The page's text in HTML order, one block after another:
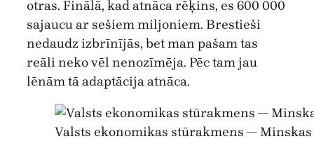
otras. Finālā, kad atnāca rēķins, es 600 000
sajaucu ar sešiem miljoniem. Brestieši
nedaudz izbrīnījās, bet man pašam tas
reāli neko vēl nenozīmēja. Pēc tam jau
lēnām tā adaptācija atnāca.
Valsts ekonomikas stūrakmens —